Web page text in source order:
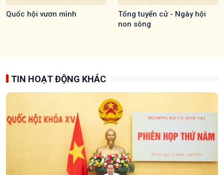
Quốc hội vươn mình
Tổng tuyển cử - Ngày hội
non sông
TIN HOẠT ĐỘNG KHÁC